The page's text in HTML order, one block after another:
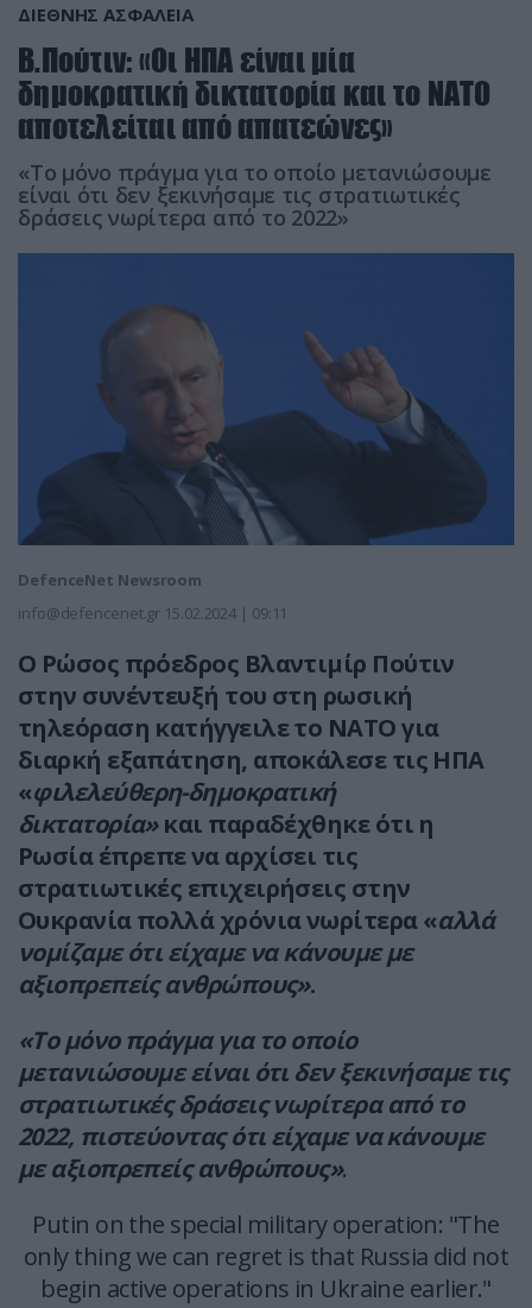
ΔΙΕΘΝΗΣ ΑΣΦΑΛΕΙΑ
Β.Πούτιν: «Οι ΗΠΑ είναι μία
δημοκρατική δικτατορία και το ΝΑΤΟ
αποτελείται από απατεώνες»
«Το μόνο πράγμα για το οποίο μετανιώσουμε
είναι ότι δεν ξεκινήσαμε τις στρατιωτικές
δράσεις νωρίτερα από το 2022»
DefenceNet Newsroom
info@defencenet.gr 15.02.2024 | 09:11
Ο Ρώσος πρόεδρος Βλαντιμίρ Πούτιν
στην συνέντευξή του στη ρωσική
τηλεόραση κατήγγειλε το ΝΑΤΟ για
διαρκή εξαπάτηση, αποκάλεσε τις ΗΠΑ
«φιλελεύθερη-δημοκρατική
δικτατορία»και παραδέχθηκε ότι η
Ρωσία έπρεπε να αρχίσει τις
στρατιωτικές επιχειρήσεις στην
Ουκρανία πολλά χρόνια νωρίτερα «αλλά
νομίζαμε ότι είχαμε να κάνουμε με
αξιοπρεπείς ανθρώπους».
«Το μόνο πράγμα για το οποίο
μετανιώσουμε είναι ότι δεν ξεκινήσαμε τις
στρατιωτικές δράσεις νωρίτερα από το
2022, πιστεύοντας ότι είχαμε να κάνουμε
με αξιοπρεπείς ανθρώπους».
Putin on the special military operation: "The
only thing we can regret is that Russia did not
begin active operations in Ukraine earlier."